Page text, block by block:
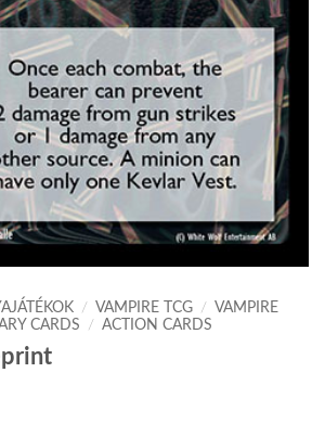
/ VAMPIRE TCG /
VAMPIRE
CARDS / ACTION CARDS